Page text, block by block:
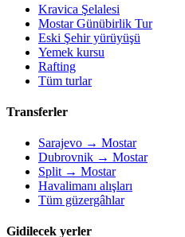
Kravica Şelalesi
Mostar Günübirlik Tur
Eski Şehir yürüyüşü
Yemek kursu
Rafting
Tüm turlar
Transferler
Sarajevo → Mostar
Dubrovnik → Mostar
Split → Mostar
Havalimanı alışları
Tüm güzergâhlar
Gidilecek yerler